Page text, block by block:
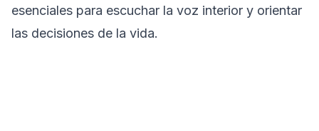
esenciales para escuchar la voz interior y orientar
las decisiones de la vida.